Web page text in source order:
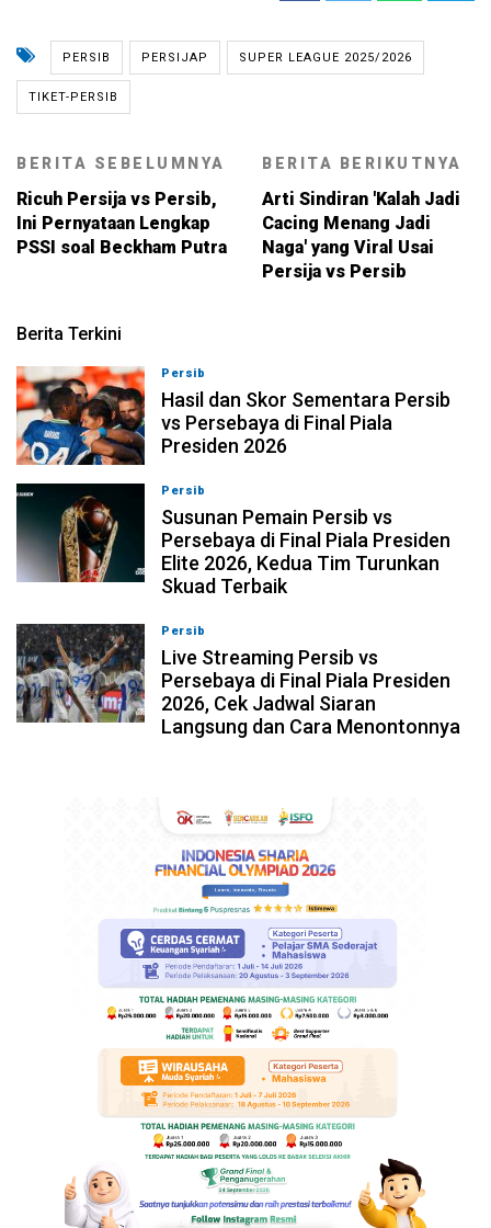
PERSIB PERSIJAP SUPER LEAGUE 2025/2026
TIKET-PERSIB
BERITA SEBELUMNYA
Ricuh Persija vs Persib,
Ini Pernyataan Lengkap
PSSI soal Beckham Putra
BERITA BERIKUTNYA
Arti Sindiran 'Kalah Jadi
Cacing Menang Jadi
Naga' yang Viral Usai
Persija vs Persib
Berita Terkini
Persib
Hasil dan Skor Sementara Persib
vs Persebaya di Final Piala
Presiden 2026
Persib
Susunan Pemain Persib vs
Persebaya di Final Piala Presiden
Elite 2026, Kedua Tim Turunkan
Skuad Terbaik
Persib
Live Streaming Persib vs
Persebaya di Final Piala Presiden
2026, Cek Jadwal Siaran
Langsung dan Cara Menontonnya